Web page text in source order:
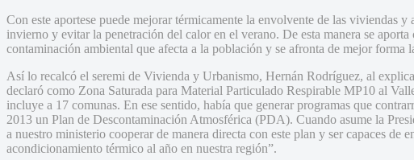
Con este aportese puede mejorar térmicamente la envolvente de las viviendas y
invierno y evitar la penetración del calor en el verano. De esta manera se
contaminación ambiental que afecta a la población y se afronta de mejor forma
Así lo recalcó el seremi de Vivienda y Urbanismo, Hernán Rodríguez, al
declaró como Zona Saturada para Material Particulado Respirable MP10 al
incluye a 17 comunas. En ese sentido, había que generar programas que
2013 un Plan de Descontaminación Atmosférica (PDA). Cuando asume la
a nuestro ministerio cooperar de manera directa con este plan y ser capaces de
acondicionamiento térmico al año en nuestra región”.